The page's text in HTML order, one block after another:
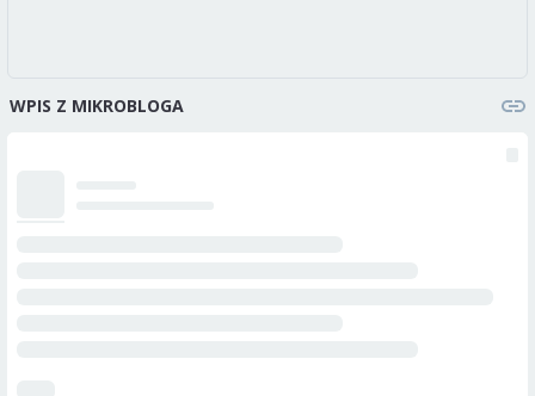
WPIS Z MIKROBLOGA